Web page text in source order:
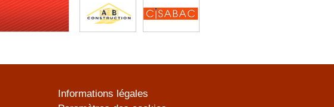
Informations légales